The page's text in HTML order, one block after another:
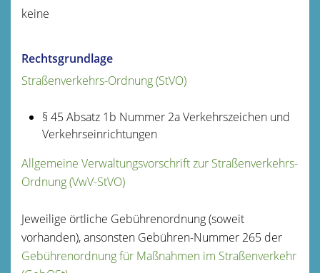
keine
Rechtsgrundlage
Straßenverkehrs-Ordnung (StVO)
§ 45 Absatz 1b Nummer 2a Verkehrszeichen und
Verkehrseinrichtungen
Allgemeine Verwaltungsvorschrift zur Straßenverkehrs-
Ordnung (VwV-StVO)
Jeweilige örtliche Gebührenordnung (soweit
vorhanden), ansonsten Gebühren-Nummer 265 der
Gebührenordnung für Maßnahmen im Straßenverkehr